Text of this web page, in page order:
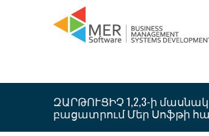
ԶԱՐԹՈՒՑԻՉ 1,2,3-ի
բացատրում Մեր Սոֆթի